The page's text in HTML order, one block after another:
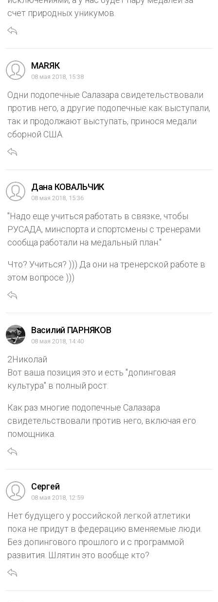
счет природных уникумов.
МАRЯК
08 мая 2018, 15:38
Одни подопечные Салазара свидетельствовали
против него, а другие подопечные как выступали,
так и продолжают выступать, принося медали
сборной США.
Дана КОВАЛЬЧИК
08 мая 2018, 15:36
"Надо еще учиться работать в связке, чтобы
РУСАДА, минспорта и спортсмены с тренерами
сообща работали на медальный план."
Что? Учиться? ))) Да они на тренерской работе в
этом вопросе )))
Василий ПАРНЯКОВ
08 мая 2018, 14:40
2Николай
Вот ваша позиция это и есть "допинговая
культура" в полный рост.
Как раз многие подопечные Салазара
свидетельствовали против него, включая его
помощника.
Сергей
08 мая 2018, 12:59
Нет будущего у российской легкой атлетики
пока не придут в федерацию вменяемые люди.
Без допингового прошлого и с программой
развития. Шлятин это вообще кто?